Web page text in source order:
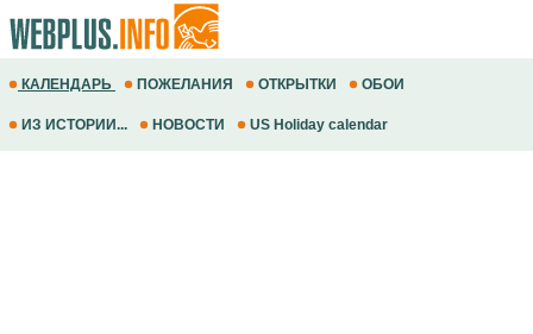
КАЛЕНДАРЬ ПОЖЕЛАНИЯ ОТКРЫТКИ ОБОИ
ИЗ ИСТОРИИ... НОВОСТИ US Holiday calendar